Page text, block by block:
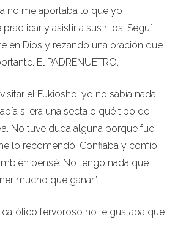
no me aportaba lo que yo
y asistir a sus ritos. Seguí
en Dios y rezando una oración que
El PADRENUETRO.
el Fukiosho, yo no sabía nada
si era una secta o qué tipo de
No tuve duda alguna porque fue
lo recomendó. Confiaba y confío
pensé: No tengo nada que
mucho que ganar”.
fervoroso no le gustaba que